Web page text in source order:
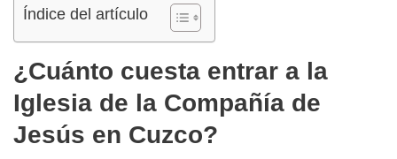
Índice del artículo
¿Cuánto cuesta entrar a la
Iglesia de la Compañía de
Jesús en Cuzco?